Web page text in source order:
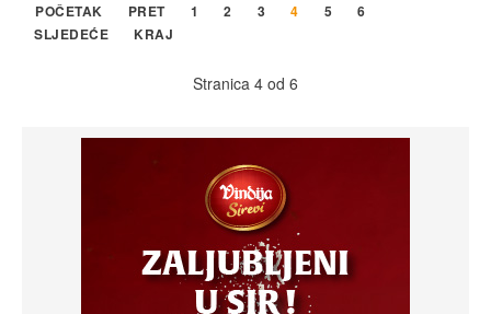
POČETAK PRET 1 2 3 4 5
6
SLJEDEĆE
KRAJ
Stranica 4 od 6